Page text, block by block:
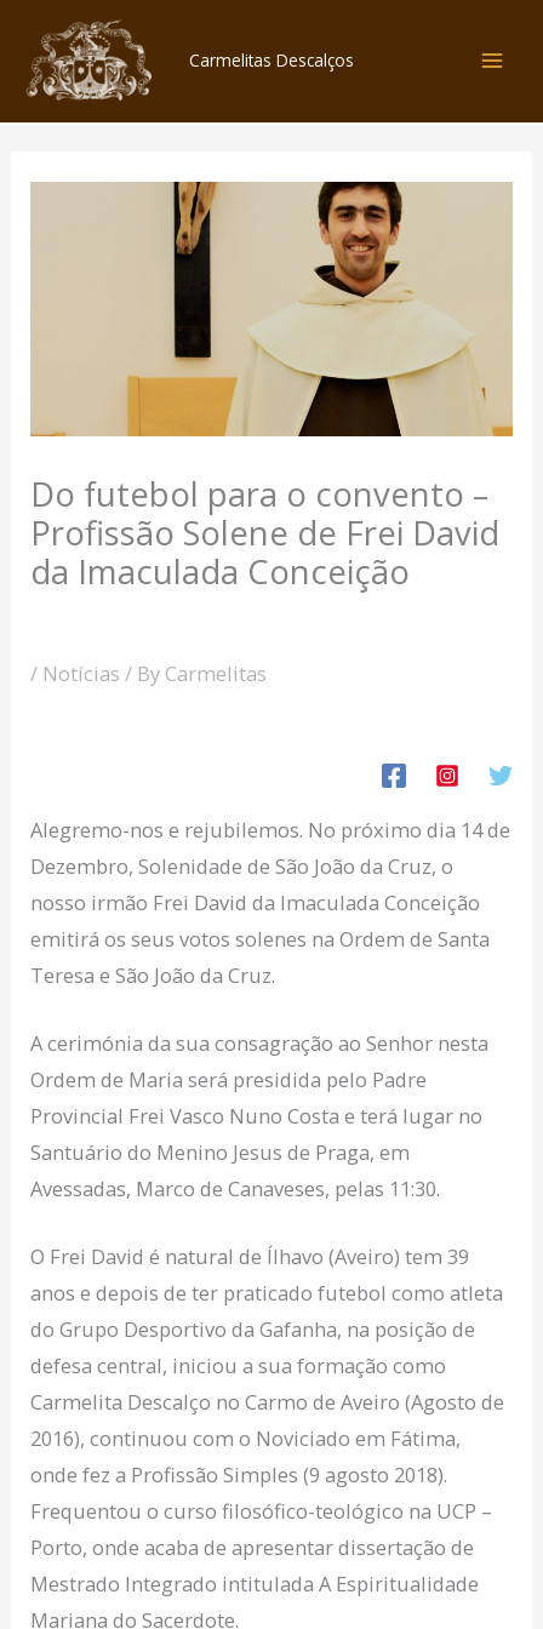
content
Carmelitas Descalços
Do futebol para o convento –
Profissão Solene de Frei David
da Imaculada Conceição
/ Notícias / By Carmelitas
Alegremo-nos e rejubilemos. No próximo dia 14 de
Dezembro, Solenidade de São João da Cruz, o
nosso irmão Frei David da Imaculada Conceição
emitirá os seus votos solenes na Ordem de Santa
Teresa e São João da Cruz.
A cerimónia da sua consagração ao Senhor nesta
Ordem de Maria será presidida pelo Padre
Provincial Frei Vasco Nuno Costa e terá lugar no
Santuário do Menino Jesus de Praga, em
Avessadas, Marco de Canaveses, pelas 11:30.
O Frei David é natural de Ílhavo (Aveiro) tem 39
anos e depois de ter praticado futebol como atleta
do Grupo Desportivo da Gafanha, na posição de
defesa central, iniciou a sua formação como
Carmelita Descalço no Carmo de Aveiro (Agosto de
2016), continuou com o Noviciado em Fátima,
onde fez a Profissão Simples (9 agosto 2018).
Frequentou o curso filosófico-teológico na UCP –
Porto, onde acaba de apresentar dissertação de
Mestrado Integrado intitulada A Espiritualidade
Mariana do Sacerdote.